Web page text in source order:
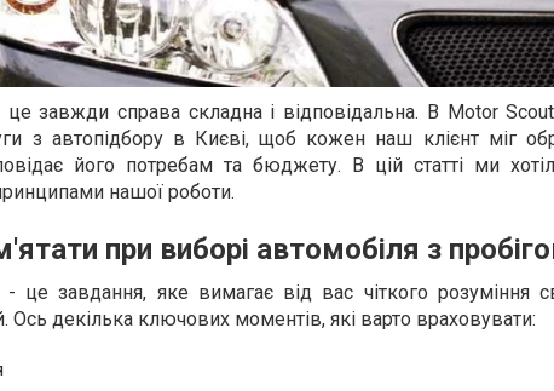
це завжди справа складна і відповідальна. В Motor
з автопідбору в Києві, щоб кожен наш клієнт міг
його потребам та бюджету. В цій статті ми
нашої роботи.
при виборі автомобіля з
це завдання, яке вимагає від вас чіткого розуміння
Ось декілька ключових моментів, які варто враховувати: